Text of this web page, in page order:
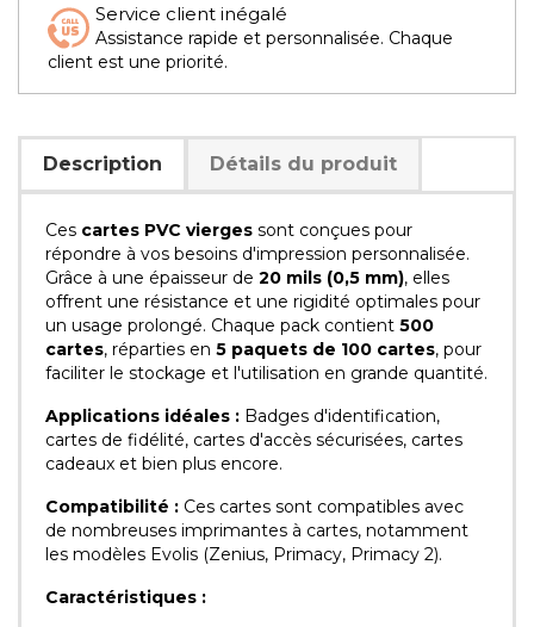
Service client inégalé
Assistance rapide et personnalisée. Chaque
client est une priorité.
Description Détails du produit
Ces cartes PVC vierges sont conçues pour
répondre à vos besoins d'impression personnalisée.
Grâce à une épaisseur de 20 mils (0,5 mm), elles
offrent une résistance et une rigidité optimales pour
un usage prolongé. Chaque pack contient 500
cartes, réparties en 5 paquets de 100 cartes, pour
faciliter le stockage et l'utilisation en grande quantité.
Applications idéales : Badges d'identification,
cartes de fidélité, cartes d'accès sécurisées, cartes
cadeaux et bien plus encore.
Compatibilité : Ces cartes sont compatibles avec
de nombreuses imprimantes à cartes, notamment
les modèles Evolis (Zenius, Primacy, Primacy 2).
Caractéristiques :